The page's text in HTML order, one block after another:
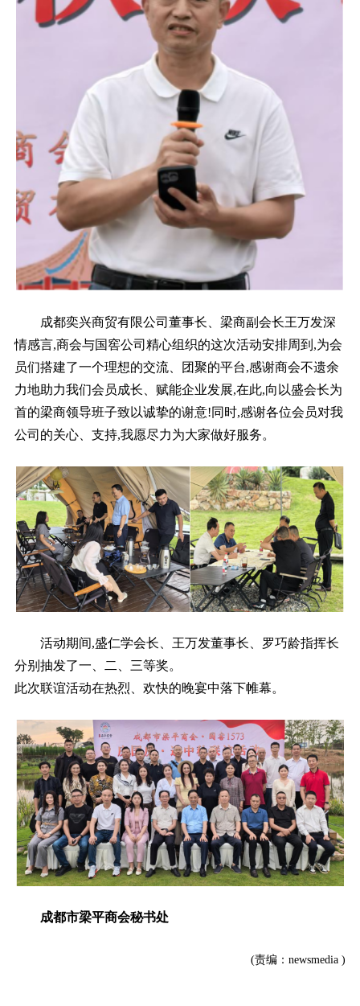
成都奕兴商贸有限公司董事长、梁商副会长王万发深
情感言,商会与国窖公司精心组织的这次活动安排周到,为会
员们搭建了一个理想的交流、团聚的平台,感谢商会不遗余
力地助力我们会员成长、赋能企业发展,在此,向以盛会长为
首的梁商领导班子致以诚挚的谢意!同时,感谢各位会员对我
公司的关心、支持,我愿尽力为大家做好服务。
活动期间,盛仁学会长、王万发董事长、罗巧龄指挥长
分别抽发了一、二、三等奖。
此次联谊活动在热烈、欢快的晚宴中落下帷幕。
成都市梁平商会秘书处
(责编：newsmedia )